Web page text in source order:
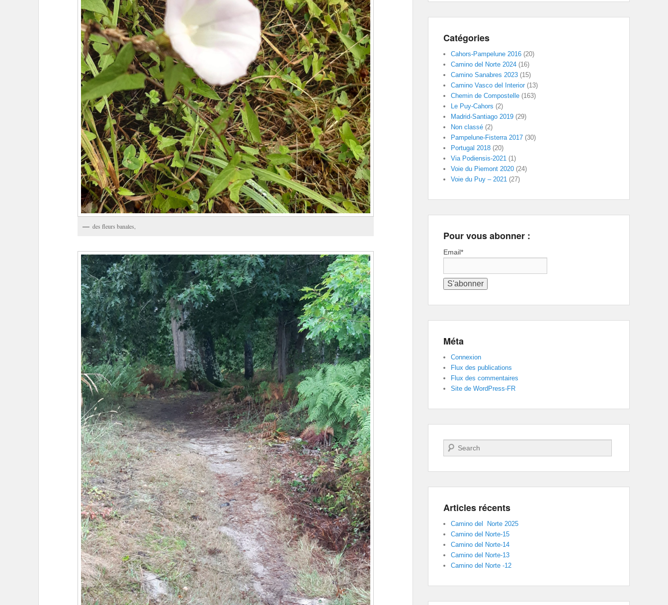
des fleurs banales,
Catégories
Cahors-Pampelune 2016 (20)
Camino del Norte 2024 (16)
Camino Sanabres 2023 (15)
Camino Vasco del Interior(13)
Chemin de Compostelle (163)
Le Puy-Cahors (2)
Madrid-Santiago 2019 (29)
Non classé (2)
Pampelune-Fisterra 2017 (30)
Portugal 2018 (20)
Via Podiensis-2021 (1)
Voie du Piemont 2020 (24)
Voie du Puy – 2021 (27)
Pour vous abonner :
Email*
Méta
Connexion
Flux des publications
Flux des commentaires
Site de WordPress-FR
Recherche
Articles récents
Camino del Norte 2025
Camino del Norte-15
Camino del Norte-14
Camino del Norte-13
Camino del Norte -12